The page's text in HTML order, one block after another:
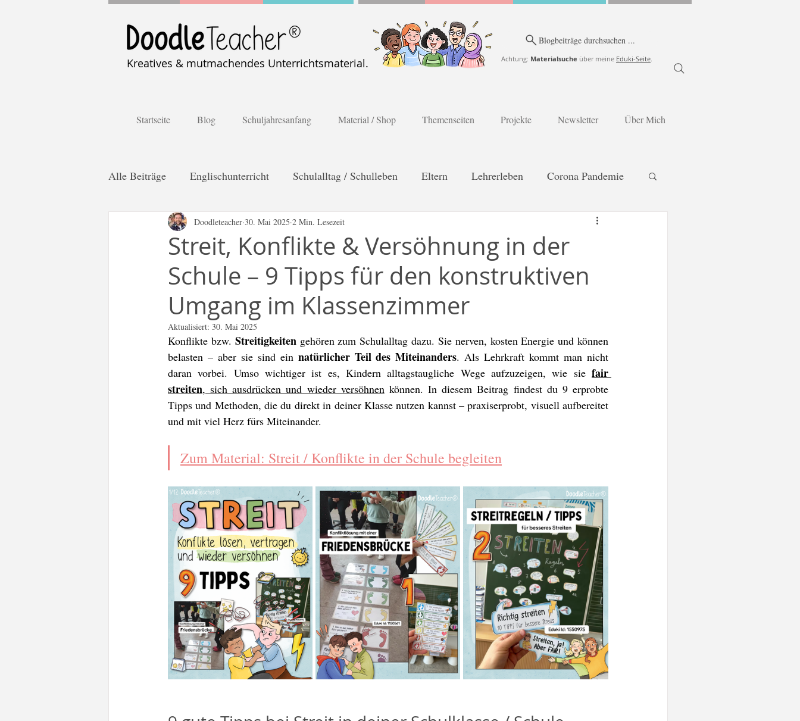
Kreatives & mutmachendes Unterrichtsmaterial. Achtung: Materialsuche über meine Eduki-Seite.
Blogbeiträge durchsuchen ...
Startseite Blog Schuljahresanfang Material / Shop Themenseiten Projekte Newsletter Über Mich
Alle Beiträge Englischunterricht Schulalltag / Schulleben Eltern Lehrerleben Corona Pandemie
Distanzlernen Kooperatives Lernen Poster
Teacher Tip Methodentalk Umwelt / Welt Unterrichtsmaterial Mut / Selbstvertrauen
Deutsch als Fremdsprache DaF / DaZ Weihnachten Klassenlehrer*in
Doodleteacher
Geschenkideen Schulstart
Streit, Konflikte & Versöhnung in der
Schule – 9 Tipps für den konstruktiven
Umgang im Klassenzimmer
Doodleteacher 30. Mai 2025 2 Min. Lesezeit
Aktualisiert: 30. Mai 2025
Konflikte bzw. Streitigkeiten gehören zum Schulalltag dazu. Sie nerven, kosten Energie und können
belasten – aber sie sind ein natürlicher Teil des Miteinanders. Als Lehrkraft kommt man nicht
daran vorbei. Umso wichtiger ist es, Kindern alltagstaugliche Wege aufzuzeigen, wie sie fair
streiten, sich ausdrücken und wieder versöhnen können. In diesem Beitrag findest du 9 erprobte
Tipps und Methoden, die du direkt in deiner Klasse nutzen kannst – praxiserprobt, visuell aufbereitet
und mit viel Herz fürs Miteinander.
Zum Material: Streit / Konflikte in der Schule begleiten